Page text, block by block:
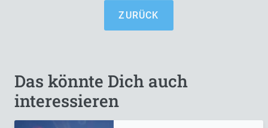
ZURÜCK
Das könnte Dich auch
interessieren